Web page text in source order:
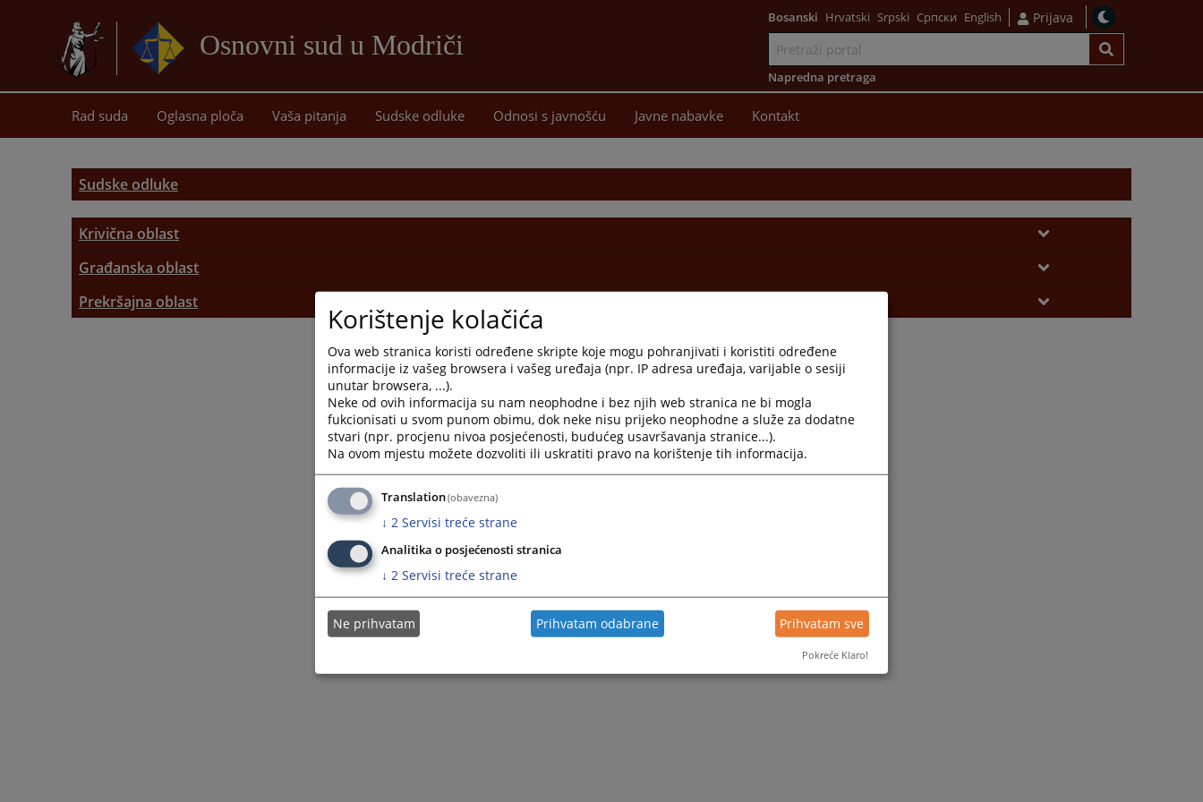
Osnovni sud u Modriči
sadržaj
Bosanski Hrvatski Srpski Српски English Prijava
Napredna pretraga
Rad suda Oglasna ploča Vaša pitanja Sudske odluke Odnosi s javnošću Javne nabavke Kontakt
Sudske odluke
Krivična oblast
Krivična oblast
Građanska oblast
Parnična oblast
Prekršajna oblast
Korištenje kolačića
Ova web stranica koristi određene skripte koje mogu pohranjivati i koristiti određene
informacije iz vašeg browsera i vašeg uređaja (npr. IP adresa uređaja, varijable o sesiji
unutar browsera, ...).
Neke od ovih informacija su nam neophodne i bez njih web stranica ne bi mogla
fukcionisati u svom punom obimu, dok neke nisu prijeko neophodne a služe za dodatne
stvari (npr. procjenu nivoa posjećenosti, budućeg usavršavanja stranice...).
Na ovom mjestu možete dozvoliti ili uskratiti pravo na korištenje tih informacija.
Translation(obavezna)
↓ 2 Servisi treće strane
Analitika o posjećenosti stranica
↓ 2 Servisi treće strane
Ne prihvatam Prihvatam odabrane Prihvatam sve
Pokreće Klaro!